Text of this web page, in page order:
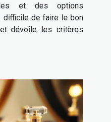
et des options
difficile de faire le bon
dévoile les critères